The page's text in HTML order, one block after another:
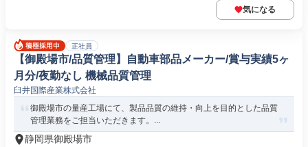
気になる
正社員
【御殿場市/品質管理】自動車部品メーカー/賞与実績5ヶ
月分/夜勤なし 機械品質管理
臼井国際産業株式会社
御殿場市の量産工場にて、製品品質の維持・向上を目的とした品質
管理業務をご担当いただきます。...
静岡県御殿場市